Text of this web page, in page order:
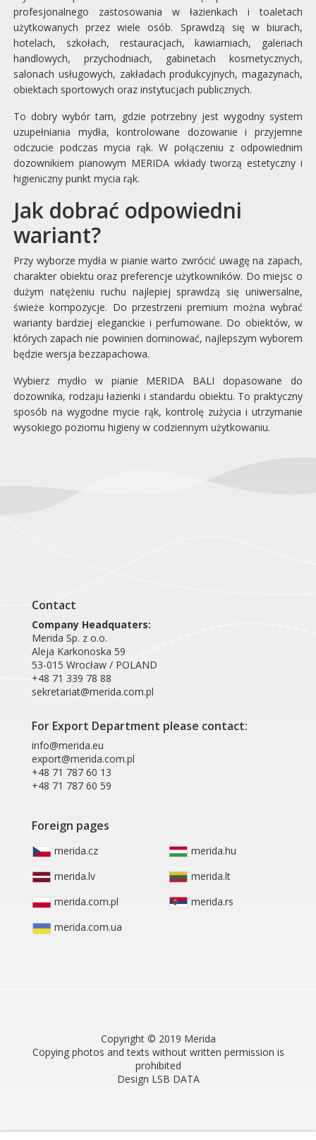
profesjonalnego zastosowania w łazienkach i toaletach
użytkowanych przez wiele osób. Sprawdzą się w biurach,
hotelach, szkołach, restauracjach, kawiarniach, galeriach
handlowych, przychodniach, gabinetach kosmetycznych,
salonach usługowych, zakładach produkcyjnych, magazynach,
obiektach sportowych oraz instytucjach publicznych.
To dobry wybór tam, gdzie potrzebny jest wygodny system
uzupełniania mydła, kontrolowane dozowanie i przyjemne
odczucie podczas mycia rąk. W połączeniu z odpowiednim
dozownikiem pianowym MERIDA wkłady tworzą estetyczny i
higieniczny punkt mycia rąk.
Jak dobrać odpowiedni
wariant?
Przy wyborze mydła w pianie warto zwrócić uwagę na zapach,
charakter obiektu oraz preferencje użytkowników. Do miejsc o
dużym natężeniu ruchu najlepiej sprawdzą się uniwersalne,
świeże kompozycje. Do przestrzeni premium można wybrać
warianty bardziej eleganckie i perfumowane. Do obiektów, w
których zapach nie powinien dominować, najlepszym wyborem
będzie wersja bezzapachowa.
Wybierz mydło w pianie MERIDA BALI dopasowane do
dozownika, rodzaju łazienki i standardu obiektu. To praktyczny
sposób na wygodne mycie rąk, kontrolę zużycia i utrzymanie
wysokiego poziomu higieny w codziennym użytkowaniu.
Contact
Company Headquaters:
Merida Sp. z o.o.
Aleja Karkonoska 59
53-015 Wrocław / POLAND
+48 71 339 78 88
sekretariat@merida.com.pl
For Export Department please contact:
info@merida.eu
export@merida.com.pl
+48 71 787 60 13
+48 71 787 60 59
Foreign pages
merida.cz
merida.hu
merida.lv
merida.lt
merida.com.pl
merida.rs
merida.com.ua
Copyright © 2019 Merida
Copying photos and texts without written permission is
prohibited
Design LSB DATA